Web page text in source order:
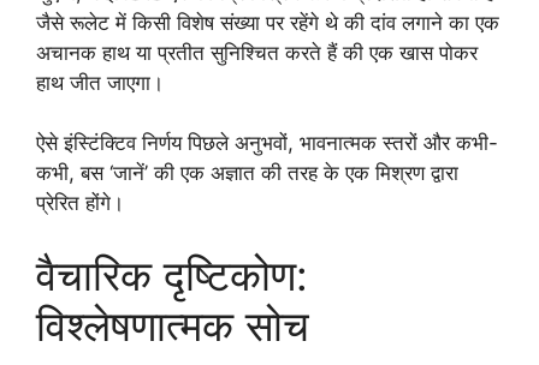
जैसे रूलेट में किसी विशेष संख्या पर रहेंगे थे की दांव लगाने का एक
अचानक हाथ या प्रतीत सुनिश्चित करते हैं की एक खास पोकर
हाथ जीत जाएगा।
ऐसे इंस्टिंक्टिव निर्णय पिछले अनुभवों, भावनात्मक स्तरों और कभी-
कभी, बस ‘जानें’ की एक अज्ञात की तरह के एक मिश्रण द्वारा
प्रेरित होंगे।
वैचारिक दृष्टिकोण:
विश्लेषणात्मक सोच